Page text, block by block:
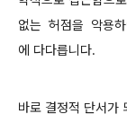
없는 허점을 악용
에 다다릅니다.
바로 결정적 단서가